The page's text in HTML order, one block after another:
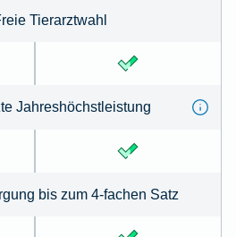
Tierarztwahl
Jahreshöchstleistung
bis zum 4-fachen Satz